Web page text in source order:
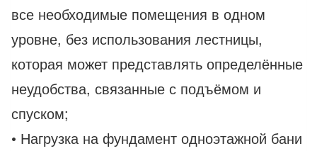
все необходимые помещения в одном
уровне, без использования лестницы,
которая может представлять определённые
неудобства, связанные с подъёмом и
спуском;
• Нагрузка на фундамент одноэтажной бани